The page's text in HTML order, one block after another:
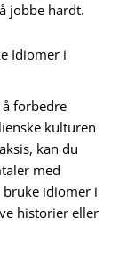
jobbe hardt.
Idiomer i
forbedre
kulturen
kan du
med
bruke idiomer i
historier eller